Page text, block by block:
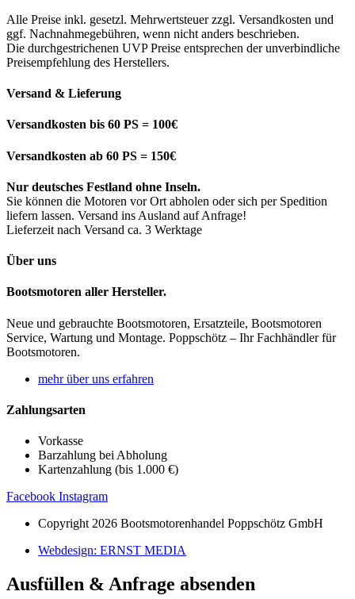
Alle Preise inkl. gesetzl. Mehrwertsteuer zzgl. Versandkosten und
ggf. Nachnahmegebühren, wenn nicht anders beschrieben.
Die durchgestrichenen UVP Preise entsprechen der unverbindliche
Preisempfehlung des Herstellers.
Versand & Lieferung
Versandkosten bis 60 PS = 100€
Versandkosten ab 60 PS = 150€
Nur deutsches Festland ohne Inseln.
Sie können die Motoren vor Ort abholen oder sich per Spedition
liefern lassen. Versand ins Ausland auf Anfrage!
Lieferzeit nach Versand ca. 3 Werktage
Über uns
Bootsmotoren aller Hersteller.
Neue und gebrauchte Bootsmotoren, Ersatzteile, Bootsmotoren
Service, Wartung und Montage. Poppschötz – Ihr Fachhändler für
Bootsmotoren.
mehr über uns erfahren
Zahlungsarten
Vorkasse
Barzahlung bei Abholung
Kartenzahlung (bis 1.000 €)
Facebook Instagram
Copyright 2026 Bootsmotorenhandel Poppschötz GmbH
Webdesign: ERNST MEDIA
Ausfüllen & Anfrage absenden